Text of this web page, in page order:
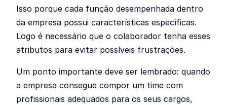
Isso porque cada função desempenhada dentro
da empresa possui características específicas.
Logo é necessário que o colaborador tenha esses
atributos para evitar possíveis frustrações.
Um ponto importante deve ser lembrado: quando
a empresa consegue compor um time com
profissionais adequados para os seus cargos,